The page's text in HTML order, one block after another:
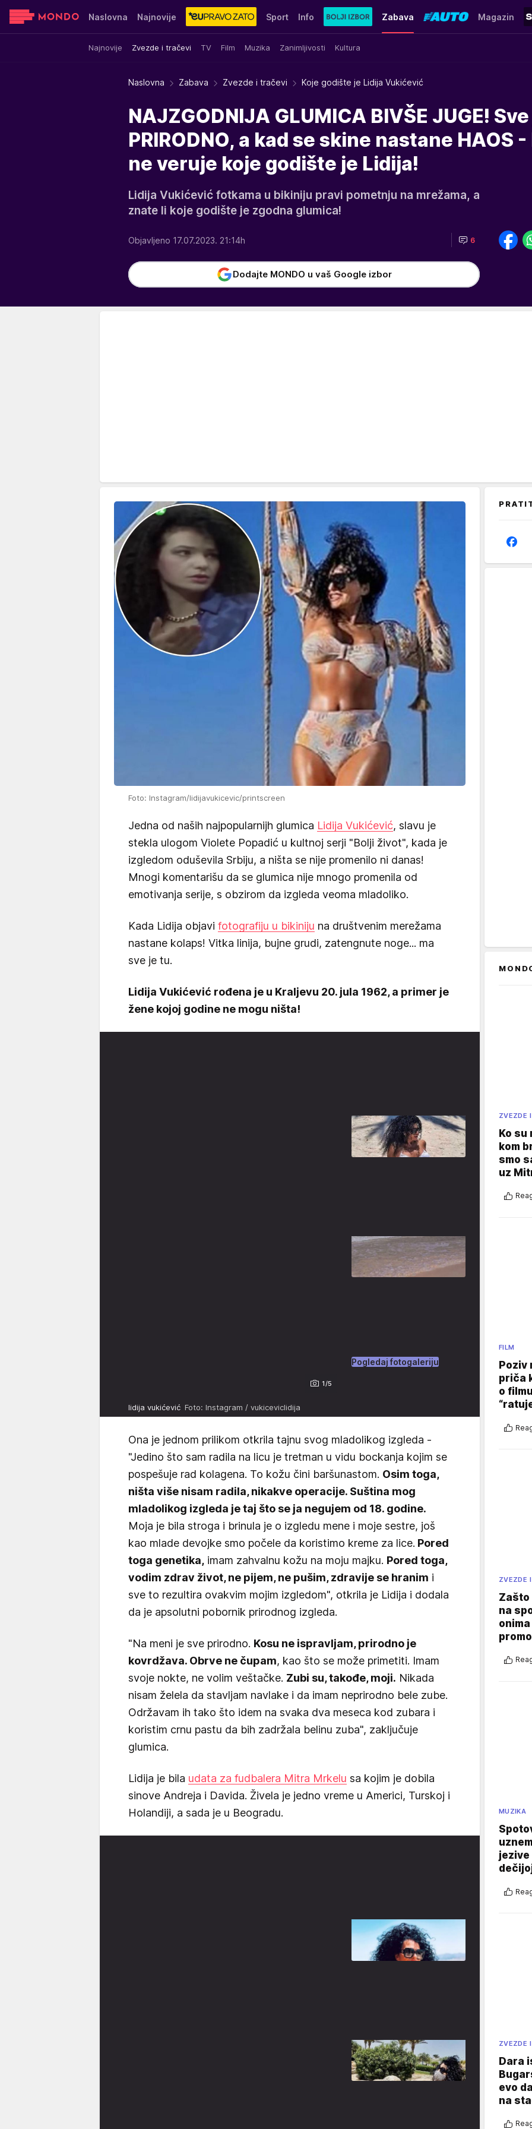
Naslovna Najnovije Sport Info Zabava
Najnovije Zvezde i tračevi TV Film Muzika Zanimljivosti Kultura
Magazin
Sensa Stvar ukusa Yumama
Naslovna Zabava Zvezde i tračevi Koje godište je Lidija Vukićević
NAJZGODNIJA GLUMICA BIVŠE JUGE!
PRIRODNO, a kad se skine nastane HAOS -
ne veruje koje godište je Lidija!
Lidija Vukićević fotkama u bikiniju pravi pometnju na mrežama, a
znate li koje godište je zgodna glumica!
Objavljeno 17.07.2023. 21:14h 6
Dodajte MONDO u vaš Google izbor
Foto: Instagram/lidijavukicevic/printscreen
Jedna od naših najpopularnijh glumica Lidija Vukićević, slavu je
stekla ulogom Violete Popadić u kultnoj serji "Bolji život", kada je
izgledom oduševila Srbiju, a ništa se nije promenilo ni danas!
Mnogi komentarišu da se glumica nije mnogo promenila od
emotivanja serije, s obzirom da izgleda veoma mladoliko.
Kada Lidija objavi fotografiju u bikiniju na društvenim merežama
nastane kolaps! Vitka linija, bujne grudi, zatengnute noge... ma
sve je tu.
Lidija Vukićević rođena je u Kraljevu 20. jula 1962, a primer je
žene kojoj godine ne mogu ništa!
1/5
Pogledaj fotogaleriju
lidija vukićević Foto: Instagram / vukiceviclidija
Ona je jednom prilikom otkrila tajnu svog mladolikog izgleda -
"Jedino što sam radila na licu je tretman u vidu bockanja kojim se
pospešuje rad kolagena. To kožu čini baršunastom. Osim toga,
ništa više nisam radila, nikakve operacije. Suština mog
mladolikog izgleda je taj što se ja negujem od 18. godine.
Moja je bila stroga i brinula je o izgledu mene i moje sestre, još
kao mlade devojke smo počele da koristimo kreme za lice. Pored
toga genetika, imam zahvalnu kožu na moju majku. Pored toga,
vodim zdrav život, ne pijem, ne pušim, zdravije se hranim i
sve to rezultira ovakvim mojim izgledom", otkrila je Lidija i dodala
da je apsolutni pobornik prirodnog izgleda.
"Na meni je sve prirodno. Kosu ne ispravljam, prirodno je
kovrdžava. Obrve ne čupam, kao što se može primetiti. Imam
svoje nokte, ne volim veštačke. Zubi su, takođe, moji. Nikada
nisam želela da stavljam navlake i da imam neprirodno bele zube.
Održavam ih tako što idem na svaka dva meseca kod zubara i
koristim crnu pastu da bih zadržala belinu zuba", zaključuje
glumica.
Lidija je bila udata za fudbalera Mitra Mrkelu sa kojim je dobila
sinove Andreja i Davida. Živela je jedno vreme u Americi, Turskoj i
Holandiji, a sada je u Beogradu.
ZVEZDE
Ko su
kom
smo
uz
FILM
Poziv
priča
o
ZVEZDE
Zašto
na
MUZIKA
jezive
ZVEZDE
Dara
evo
na